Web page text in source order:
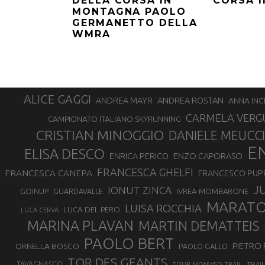
MONTAGNA PAOLO
GERMANETTO DELLA
WMRA
ALICE GAGGI ANDREA MAYR ANDREA ROSTAN ANNA
CAMPIONATO ITALIANO SKYRUNNING CARMELA
CRISTIAN MINOGGIO DANIELE MEUCCI
ELISA DESCO ENRICA PERICO ENZO CAPORASO
FRANCESCA CANEPA FRANCESCA GHELFI FRANCESCO
GOINUP GUARDAVALLE IONUT ZINCA IVREA-MOMBARONE
LUCA CERVA LUCA DEL PERO LUISA ROCCHIA
MARINA PLAVAN MARTIN DEMATTEIS
ORNELLA BOSCO PAOLO BERT PAOLO GALLO PIETRO
TOR DES GEANTS